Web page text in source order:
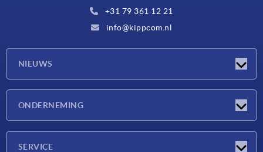
+31 79 361 12 21
info@kippcom.nl
NIEUWS
ONDERNEMING
SERVICE